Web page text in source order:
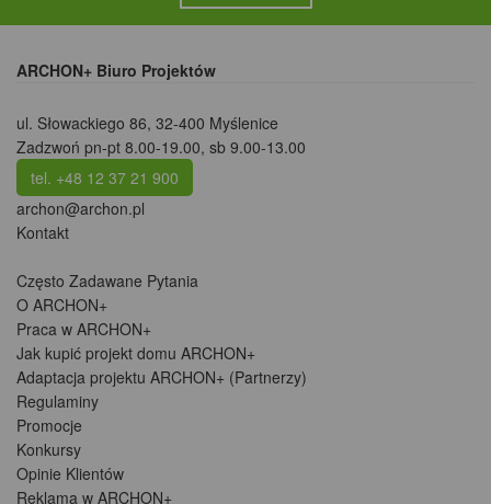
ARCHON+ Biuro Projektów
ul. Słowackiego 86, 32-400 Myślenice
Zadzwoń pn-pt 8.00-19.00, sb 9.00-13.00
tel. +48 12 37 21 900
archon@archon.pl
Kontakt
Często Zadawane Pytania
O ARCHON+
Praca w ARCHON+
Jak kupić projekt domu ARCHON+
Adaptacja projektu ARCHON+ (Partnerzy)
Regulaminy
Promocje
Konkursy
Opinie Klientów
Reklama w ARCHON+